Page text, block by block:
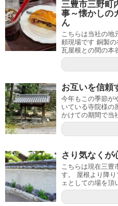
三豊市三野町
事～懐かしの
ん
こちらは当社の地
頼現場です 銅製
瓦屋根との間の本
お互いを信頼
今年もこの季節が
いている寺院様の
かけての期間で当
さり気なくが
こちらは現在三豊
す。 屋根より降
ェとしての場を頂